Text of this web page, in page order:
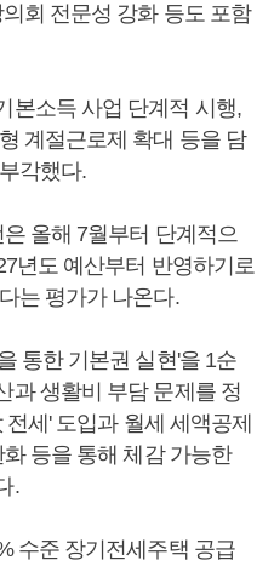
회 전문성 강화 등도 포함
본소득 사업 단계적 시행,
계절근로제 확대 등을 담
각했다.
올해 7월부터 단계적으
년도 예산부터 반영하기로
는 평가가 나온다.
통한 기본권 실현'을 1순
과 생활비 부담 문제를 정
세' 도입과 월세 세액공제
등을 통해 체감 가능한
.
수준 장기전세주택 공급